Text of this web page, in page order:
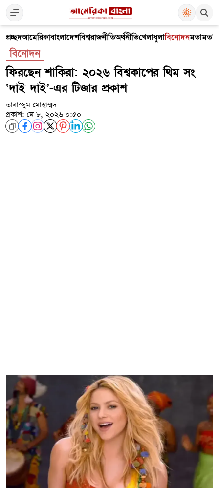
প্রচ্ছদআমেরিকাবাংলাদেশবিশ্বরাজনীতিঅর্থনীতিখেলাধুলাবিনোদনমতামত
বিনোদন
ফিরছেন শাকিরা: ২০২৬ বিশ্বকাপের থিম সং
‘দাই দাই’-এর টিজার প্রকাশ
তাবাস্সুম মোহাম্মদ
প্রকাশ: মে ৮, ২০২৬ ০:৫০